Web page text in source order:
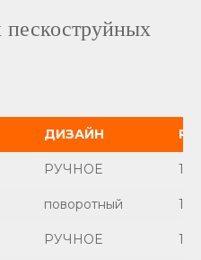
ДИЗАЙН
РУЧНОЕ
поворотный
РУЧНОЕ